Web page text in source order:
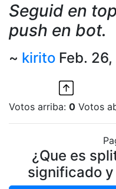
Seguid en
push en bot.
~ kirito Feb.
Votos arriba: 0 Votos
¿Que es
significado